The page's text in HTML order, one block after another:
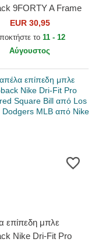
9FORTY A Frame
Angeles Dodgers
New Era
EUR 30,95
το 11 - 12
Αύγουστος
επίπεδη μπλε
Nike Dri-Fit Pro